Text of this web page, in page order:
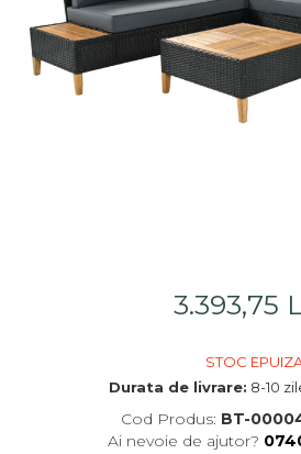
Scaune living/dining
Set mobilier Living
Seturi masa +scaune
Seturi dormitoare
complete
Suporturi
3.393,75
STOC
Durata de livrare: 8-10
Cod Produs: BT-
Ai nevoie de ajutor?